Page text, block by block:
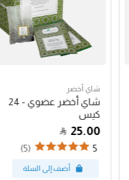
شاي أخضر
شاي أخضر عضوي - 24
كيس
25.00
5
(5)